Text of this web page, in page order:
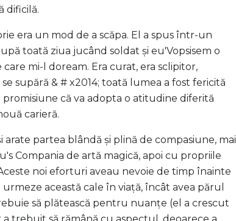
dificilă.
era un mod de a scăpa. El a spus într-un
toată ziua jucând soldat și eu'Vopsisem o
mi-l doream. Era curat, era sclipitor,
supără & # x2014; toată lumea a fost fericită
promisiune că va adopta o atitudine diferită
carieră.
arate partea blândă și plină de compasiune, mai
Compania de artă magică, apoi cu propriile
noi eforturi aveau nevoie de timp înainte
această cale în viață, încât avea părul
să plătească pentru nuanțe (el a crescut
trebuit să rămână cu aspectul, deoarece a